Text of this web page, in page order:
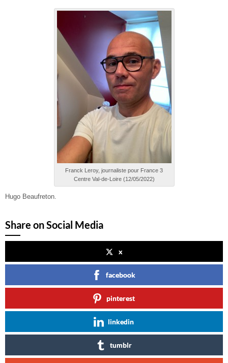
Franck Leroy, journaliste pour France 3
Centre Val-de-Loire (12/05/2022)
Hugo Beaufreton.
Share on Social Media
x
facebook
pinterest
linkedin
tumblr